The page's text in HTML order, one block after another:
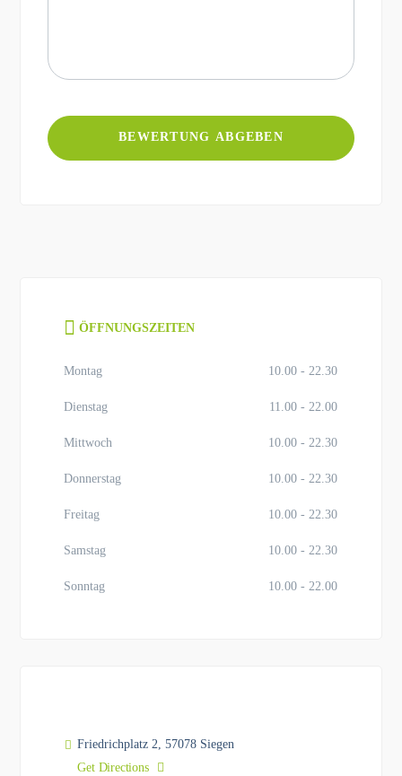
ÖFFNUNGSZEITEN
Montag 10.00 - 22.30
Dienstag 11.00 - 22.00
Mittwoch 10.00 - 22.30
Donnerstag 10.00 - 22.30
Freitag 10.00 - 22.30
Samstag 10.00 - 22.30
Sonntag 10.00 - 22.00
Friedrichplatz 2, 57078 Siegen
Get Directions